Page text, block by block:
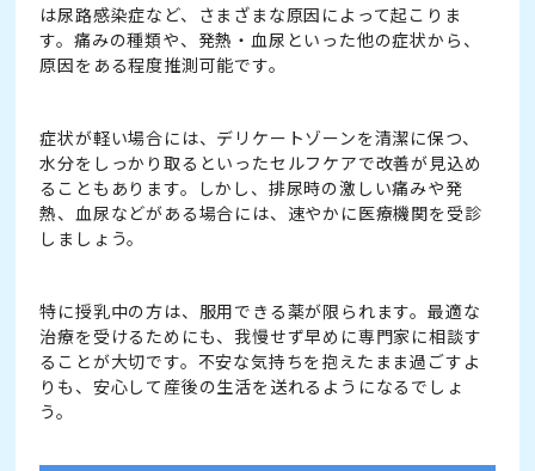
は尿路感染症など、さまざまな原因によって起こりま
す。痛みの種類や、発熱・血尿といった他の症状から、
原因をある程度推測可能です。
症状が軽い場合には、デリケートゾーンを清潔に保つ、
水分をしっかり取るといったセルフケアで改善が見込め
ることもあります。しかし、排尿時の激しい痛みや発
熱、血尿などがある場合には、速やかに医療機関を受診
しましょう。
特に授乳中の方は、服用できる薬が限られます。最適な
治療を受けるためにも、我慢せず早めに専門家に相談す
ることが大切です。不安な気持ちを抱えたまま過ごすよ
りも、安心して産後の生活を送れるようになるでしょ
う。